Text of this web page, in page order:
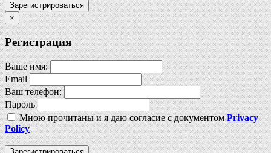
Зарегистрироваться
×
Регистрация
Ваше имя:
Email
Ваш телефон:
Пароль
Мною прочитаны и я даю согласие с документомPrivacy
Policy